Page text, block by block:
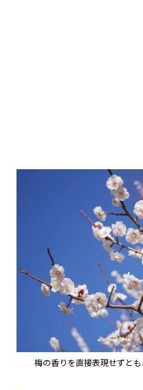
梅の香りを直接表現せずと